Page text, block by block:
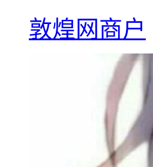
敦煌网商户